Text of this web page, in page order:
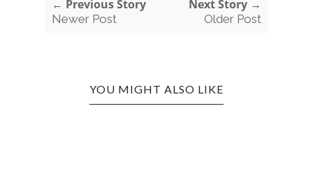
← Previous Story
Newer Post
Next Story →
Older Post
YOU MIGHT ALSO LIKE